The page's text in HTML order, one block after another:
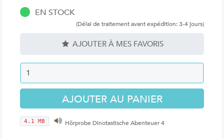
EN STOCK
(Délai de traitement avant expédition: 3-4 jours)
AJOUTER À MES FAVORIS
Hörprobe Dinotastische Abenteuer 4
4.1 MB